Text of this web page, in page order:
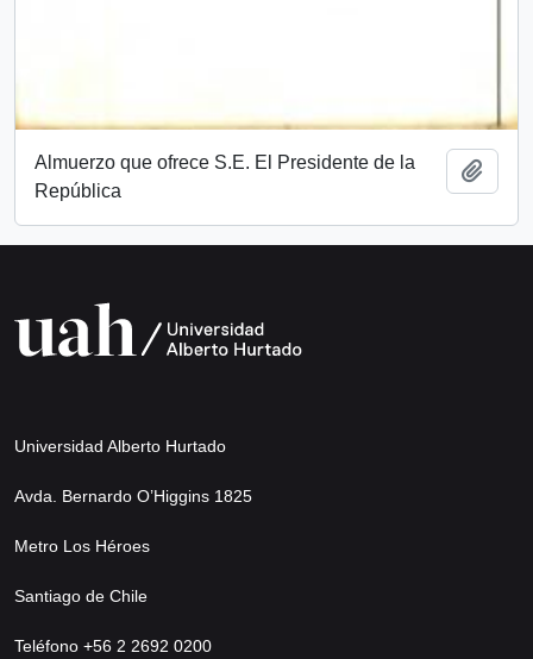
Almuerzo que ofrece S.E. El Presidente de la
República
Universidad Alberto Hurtado
Avda. Bernardo O’Higgins 1825
Metro Los Héroes
Santiago de Chile
Teléfono +56 2 2692 0200